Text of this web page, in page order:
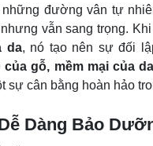
đường vân tự
vẫn sang trọng.
da, nó tạo nên sự đối
gỗ, mềm mại của
sự cân bằng hoàn hảo
Dàng Bảo